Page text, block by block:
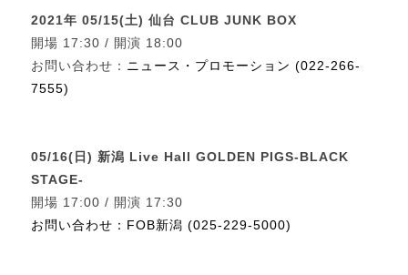
2021年 05/15(土) 仙台 CLUB JUNK BOX
開場 17:30 / 開演 18:00
お問い合わせ： ニュース・プロモーション (022-266-
7555)
05/16(日) 新潟 Live Hall GOLDEN PIGS-BLACK
STAGE-
開場 17:00 / 開演 17:30
お問い合わせ：FOB新潟 (025-229-5000)